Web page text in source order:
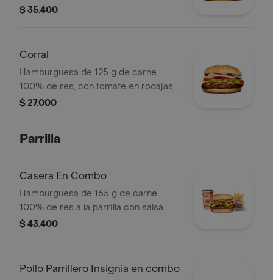
de queso tipo mozzarella, cebolla
$ 35.400
Corral
Hamburguesa de 125 g de carne
100% de res, con tomate en rodajas,
cebolla en rodajas, lechuga, salsa
$ 27.000
Parrilla
Casera En Combo
Hamburguesa de 165 g de carne
100% de res a la parrilla con salsa
bbq, queso americano, cebolla,
cascos) + bebida
$ 43.400
Pollo Parrillero Insignia en combo